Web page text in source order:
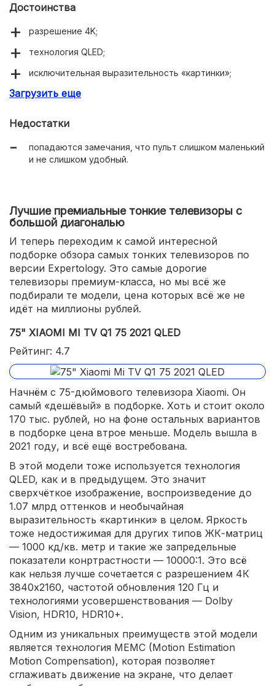
Достоинства
разрешение 4K;
технология QLED;
исключительная выразительность «картинки»;
«блуждающий» звук Object Tracking Sound+;
интерьерная функция Ambient Mode+;
Загрузить еще
Недостатки
попадаются замечания, что пульт слишком маленький
и не слишком удобный.
Лучшие премиальные тонкие телевизоры с
большой диагональю
И теперь переходим к самой интересной
подборке обзора самых тонких телевизоров по
версии Expertology. Это самые дорогие
телевизоры премиум-класса, но мы всё же
подбирали те модели, цена которых всё же не
идёт на миллионы рублей.
75" XIAOMI MI TV Q1 75 2021 QLED
Рейтинг: 4.7
Начнём с 75-дюймового телевизора Xiaomi. Он
самый «дешёвый» в подборке. Хоть и стоит около
170 тыс. рублей, но на фоне остальных вариантов
в подборке цена втрое меньше. Модель вышла в
2021 году, и всё ещё востребована.
В этой модели тоже используется технология
QLED, как и в предыдущем. Это значит
сверхчёткое изображение, воспроизведение до
1.07 млрд оттенков и необычайная
выразительность «картинки» в целом. Яркость
тоже недостижимая для других типов ЖК-матриц
— 1000 кд/кв. метр и такие же запредельные
показатели конртрастности — 10000:1. Это всё
как нельзя лучше сочетается с разрешением 4К
3840x2160, частотой обновления 120 Гц и
технологиями усовершенствования — Dolby
Vision, HDR10, HDR10+.
Одним из уникальных преимуществ этой модели
является технология MEMC (Motion Estimation
Motion Compensation), которая позволяет
сглаживать движение на экране, что делает